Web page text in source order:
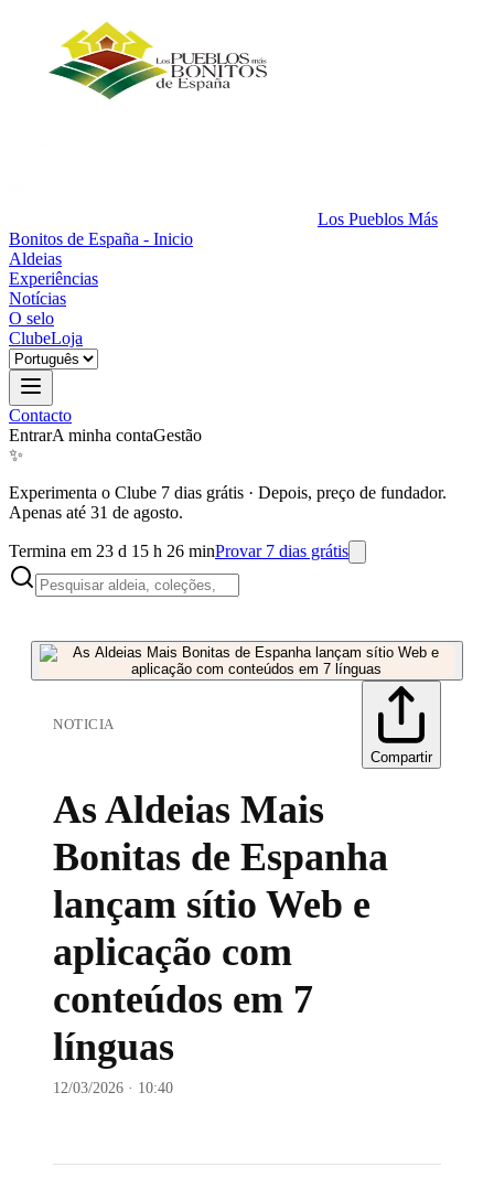
Los Pueblos Más
Bonitos de España - Inicio
Aldeias
Experiências
Notícias
O selo
ClubeLoja
Contacto
EntrarA minha contaGestão
✨
Experimenta o Clube 7 dias grátis · Depois, preço de fundador.
Apenas até 31 de agosto.
Termina em 23 d 15 h 26 minProvar 7 dias grátis
NOTICIA
Compartir
As Aldeias Mais
Bonitas de Espanha
lançam sítio Web e
aplicação com
conteúdos em 7
línguas
12/03/2026 · 10:40